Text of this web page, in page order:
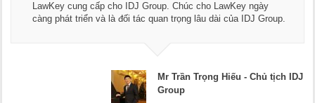
LawKey cung cấp cho IDJ Group. Chúc cho LawKey ngày
càng phát triển và là đối tác quan trọng lâu dài của IDJ Group.
Mr Trần Trọng Hiếu - Chủ tịch IDJ
Group